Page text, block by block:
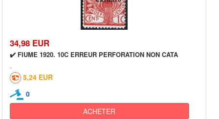
34,98 EUR
✔️ FIUME 1920. 10C ERREUR PERFORATION NON CATA
5,24 EUR
0
ACHETER